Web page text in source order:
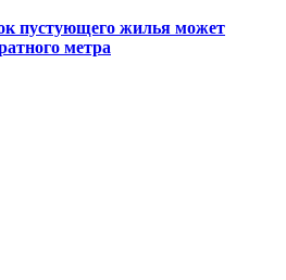
пустующего жилья может
метра